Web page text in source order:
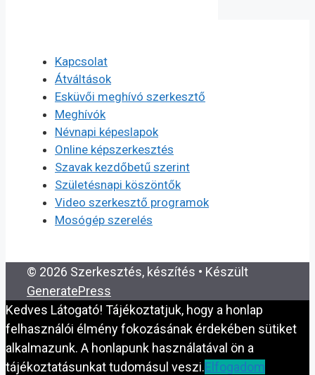
Kapcsolat
Átváltások
Esküvői meghívó szerkesztő
Meghívók
Névnapi képeslapok
Online képszerkesztés
Szavak kezdőbetű szerint
Születésnapi köszöntők
Video szerkesztő programok
Mosógép szerelés
© 2026 Szerkesztés, készítés • Készült
GeneratePress
Kedves Látogató! Tájékoztatjuk, hogy a honlap
felhasználói élmény fokozásának érdekében sütiket
alkalmazunk. A honlapunk használatával ön a
tájékoztatásunkat tudomásul veszi.Elfogadom